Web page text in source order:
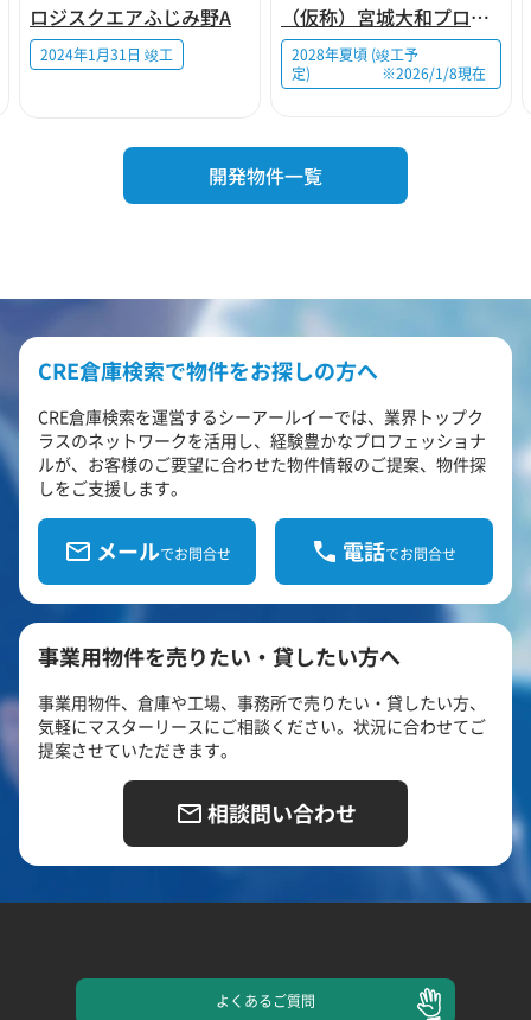
ロジスクエアふじみ野A
2024年1月31日 竣工
（仮称）宮城大和プロジェクト
2028年夏頃 (竣工予
定) ※2026/1/8現在
開発物件一覧
CRE倉庫検索で物件をお探しの方へ
CRE倉庫検索を運営するシーアールイーでは、業界トップク
ラスのネットワークを活用し、経験豊かなプロフェッショナ
ルが、お客様のご要望に合わせた物件情報のご提案、物件探
しをご支援します。
メールでお問合せ 電話でお問合せ
事業用物件を売りたい・貸したい方へ
事業用物件、倉庫や工場、事務所で売りたい・貸したい方、
気軽にマスターリースにご相談ください。状況に合わせてご
提案させていただきます。
相談問い合わせ
よくあるご質問